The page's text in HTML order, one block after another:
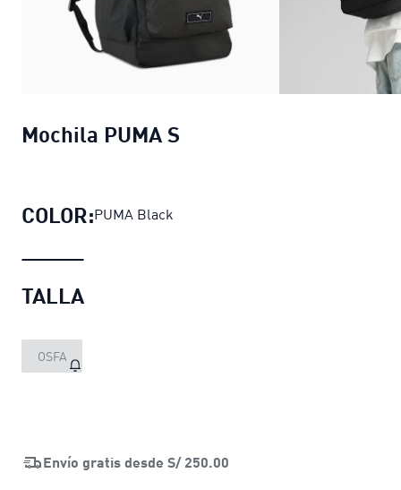
Mochila PUMA S
COLOR:PUMA Black
TALLA
OSFA
Envío gratis desde S/ 250.00